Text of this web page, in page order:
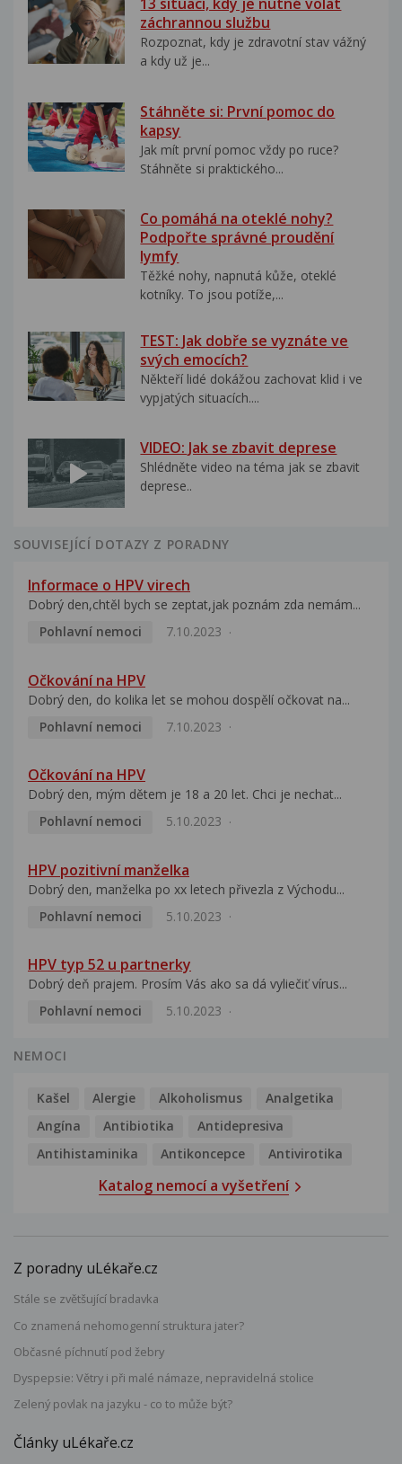
záchrannou službu
Rozpoznat, kdy je zdravotní stav vážný
a kdy už je...
Stáhněte si: První pomoc do
kapsy
Jak mít první pomoc vždy po ruce?
Stáhněte si praktického...
Co pomáhá na oteklé nohy?
Podpořte správné proudění
lymfy
Těžké nohy, napnutá kůže, oteklé
kotníky. To jsou potíže,...
TEST: Jak dobře se vyznáte ve
svých emocích?
Někteří lidé dokážou zachovat klid i ve
vypjatých situacích....
VIDEO: Jak se zbavit deprese
Shlédněte video na téma jak se zbavit
deprese..
SOUVISEJÍCÍ DOTAZY Z PORADNY
Informace o HPV virech
Dobrý den,chtěl bych se zeptat,jak poznám zda nemám...
Pohlavní nemoci
7.10.2023
Očkování na HPV
Dobrý den, do kolika let se mohou dospělí očkovat na...
Pohlavní nemoci
7.10.2023
Očkování na HPV
Dobrý den, mým dětem je 18 a 20 let. Chci je nechat...
Pohlavní nemoci
5.10.2023
HPV pozitivní manželka
Dobrý den, manželka po xx letech přivezla z Východu...
Pohlavní nemoci
5.10.2023
HPV typ 52 u partnerky
Dobrý deň prajem. Prosím Vás ako sa dá vyliečiť vírus...
Pohlavní nemoci
5.10.2023
NEMOCI
Kašel Alergie Alkoholismus
Analgetika
Angína
Antibiotika
Antidepresiva
Antihistaminika
Antikoncepce Antivirotika
Katalog nemocí a vyšetření
Z poradny uLékaře.cz
Stále se zvětšující bradavka
Co znamená nehomogenní struktura jater?
Občasné píchnutí pod žebry
Dyspepsie: Větry i při malé námaze, nepravidelná stolice
Zelený povlak na jazyku - co to může být?
Články uLékaře.cz